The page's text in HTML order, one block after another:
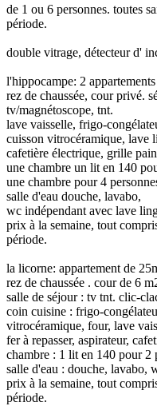
de 1 ou 6 personnes. toutes
période.
double vitrage, détecteur d'
l'hippocampe: 2
rez de chaussée, cour privé.
tv/magnétoscope, tnt.
lave vaisselle, frigo-
cuisson vitrocéramique, lave
cafetière électrique, grille
une chambre un lit en 140
une chambre pour 4
salle d'eau douche, lavabo,
wc indépendant avec lave
prix à la semaine, tout
période.
la licorne: appartement de
rez de chaussée . cour de 6
salle de séjour : tv tnt. clic-
coin cuisine : frigo-
vitrocéramique, four, lave
fer à repasser, aspirateur,
chambre : 1 lit en 140 pour 2
salle d'eau : douche, lavabo,
prix à la semaine, tout
période.